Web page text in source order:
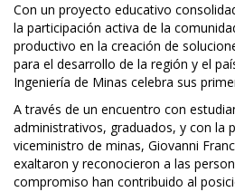
Con un proyecto educativo
la participación activa de la
productivo en la creación de
para el desarrollo de la región y el
Ingeniería de Minas celebra sus
A través de un encuentro con
administrativos, graduados, y con la
viceministro de minas, Giovanni
exaltaron y reconocieron a las
compromiso han contribuido al